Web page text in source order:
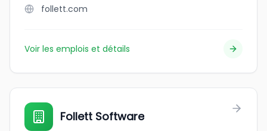
follett.com
Voir les emplois et détails
Follett Software